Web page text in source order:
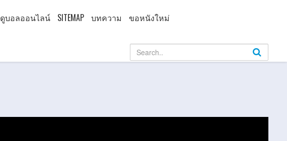
ดูบอลออนไลน์ SITEMAP บทความ ขอหนังใหม่